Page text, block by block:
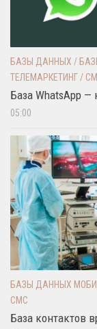
БАЗЫ ДАННЫХ /
ТЕЛЕМАРКЕТИНГ /
База WhatsApp
05:00
БАЗЫ ДАННЫХ
СМС
База контактов